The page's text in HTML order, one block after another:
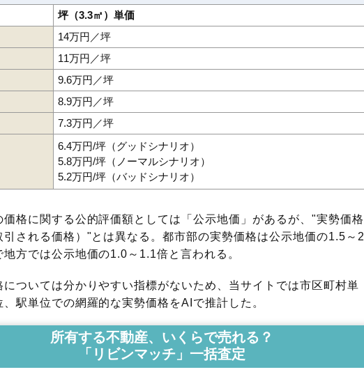
坪（3.3㎡）単価
14万円／坪
11万円／坪
9.6万円／坪
8.9万円／坪
7.3万円／坪
6.4万円/坪（グッドシナリオ）
5.8万円/坪（ノーマルシナリオ）
5.2万円/坪（バッドシナリオ）
格に関する公的評価額としては「公示地価」があるが、"実勢価格
引される価格）"とは異なる。都市部の実勢価格は公示地価の1.5～
地方では公示地価の1.0～1.1倍と言われる。
ついては分かりやすい指標がないため、当サイトでは市区町村単
駅単位での網羅的な実勢価格をAIで推計した。
所有する不動産、いくらで売れる？
「リビンマッチ」一括査定